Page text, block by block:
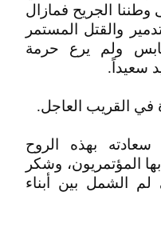
الجريح فمازال
والقتل المستمر
ولم يرع حرمة
سعيداً.
في القريب العاجل.
بهذه الروح
المؤتمريون، وشكر
الشمل بين أبناء